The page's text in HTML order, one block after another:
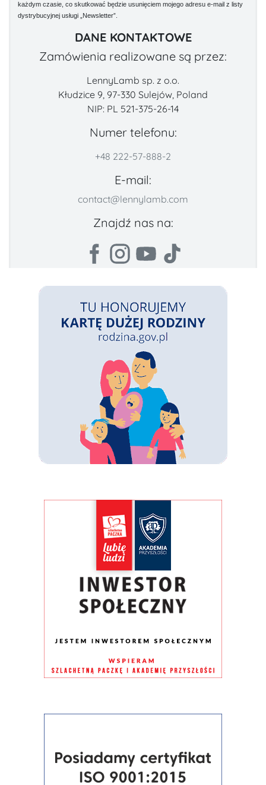
każdym czasie, co skutkować będzie usunięciem mojego adresu e-mail z listy
dystrybucyjnej usługi „Newsletter”.
DANE KONTAKTOWE
Zamówienia realizowane są przez:
LennyLamb sp. z o.o.
Kłudzice 9, 97-330 Sulejów, Poland
NIP: PL 521-375-26-14
Numer telefonu:
+48 222-57-888-2
E-mail:
contact@lennylamb.com
Znajdź nas na: